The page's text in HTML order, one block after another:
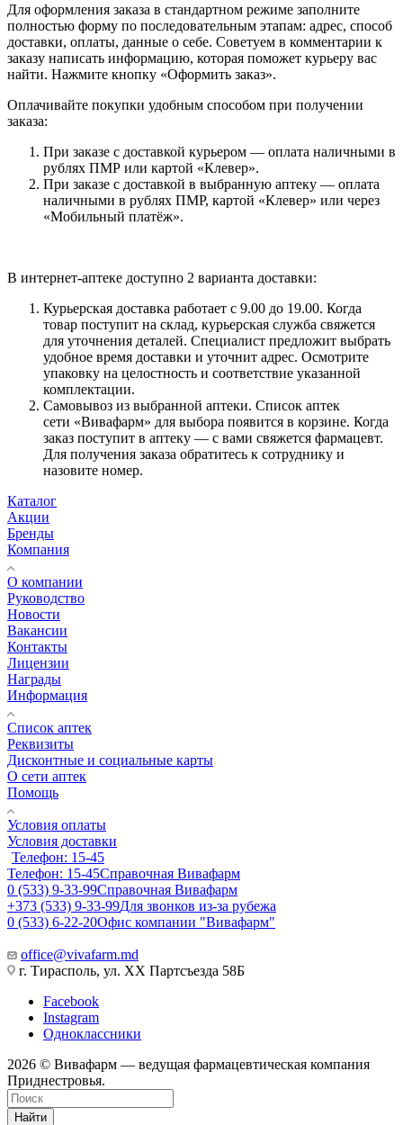
Для оформления заказа в стандартном режиме заполните
полностью форму по последовательным этапам: адрес, способ
доставки, оплаты, данные о себе. Советуем в комментарии к
заказу написать информацию, которая поможет курьеру вас
найти. Нажмите кнопку «Оформить заказ».
Оплачивайте покупки удобным способом при получении
заказа:
При заказе с доставкой курьером — оплата наличными в
рублях ПМР или картой «Клевер».
При заказе с доставкой в выбранную аптеку — оплата
наличными в рублях ПМР, картой «Клевер» или через
«Мобильный платёж».
В интернет-аптеке доступно 2 варианта доставки:
Курьерская доставка работает с 9.00 до 19.00. Когда
товар поступит на склад, курьерская служба свяжется
для уточнения деталей. Специалист предложит выбрать
удобное время доставки и уточнит адрес. Осмотрите
упаковку на целостность и соответствие указанной
комплектации.
Самовывоз из выбранной аптеки. Список аптек
сети «Вивафарм» для выбора появится в корзине. Когда
заказ поступит в аптеку — с вами свяжется фармацевт.
Для получения заказа обратитесь к сотруднику и
назовите номер.
Каталог
Акции
Бренды
Компания
О компании
Руководство
Новости
Вакансии
Контакты
Лицензии
Награды
Информация
Список аптек
Реквизиты
Дисконтные и социальные карты
О сети аптек
Помощь
Условия оплаты
Условия доставки
Телефон: 15-45
Телефон: 15-45Справочная Вивафарм
0 (533) 9-33-99Справочная Вивафарм
+373 (533) 9-33-99Для звонков из-за рубежа
0 (533) 6-22-20Офис компании "Вивафарм"
office@vivafarm.md
г. Тирасполь, ул. ХХ Партсъезда 58Б
Facebook
Instagram
Одноклассники
2026 © Вивафарм — ведущая фармацевтическая компания
Приднестровья.
Найти